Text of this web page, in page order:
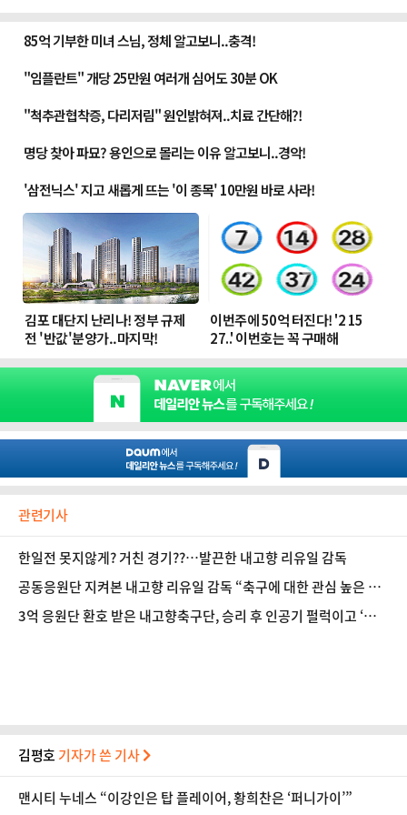
관련기사
한일전 못지않게? 거친 경기??…발끈한 내고향 리유일 감독
공동응원단 지켜본 내고향 리유일 감독 “축구에 대한 관심 높은 것
같다”
3억 응원단 환호 받은 내고향축구단, 승리 후 인공기 펄럭이고 ‘활
김평호 기자가 쓴 기사
맨시티 누네스 “이강인은 탑 플레이어, 황희찬은 ‘퍼니가이’”